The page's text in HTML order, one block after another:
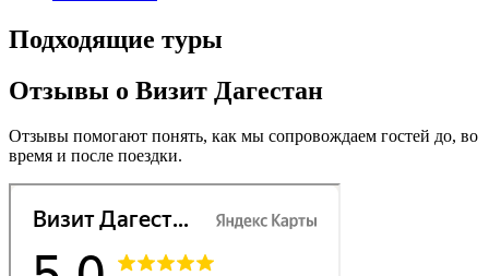
Подходящие туры
Отзывы о Визит Дагестан
Отзывы помогают понять, как мы сопровождаем гостей до, во
время и после поездки.